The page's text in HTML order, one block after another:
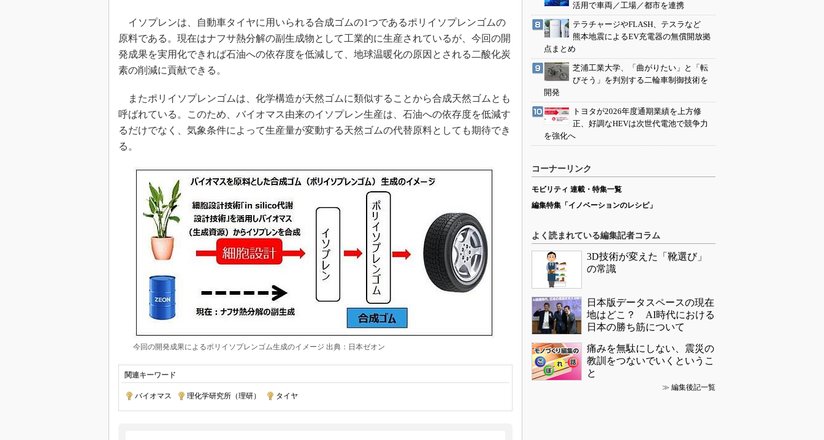
海外生産
グローバル設計・開発
制御セキュリティ
イソプレンは、自動車タイヤに用いられる合成ゴムの1つであるポリイソプレンゴムの
原料である。現在はナフサ熱分解の副生成物として工業的に生産されているが、今回の開
発成果を実用化できれば石油への依存度を低減して、地球温暖化の原因とされる二酸化炭
素の削減に貢献できる。
またポリイソプレンゴムは、化学構造が天然ゴムに類似することから合成天然ゴムとも
呼ばれている。このため、バイオマス由来のイソプレン生産は、石油への依存度を低減す
るだけでなく、気象条件によって生産量が変動する天然ゴムの代替原料としても期待でき
る。
今回の開発成果によるポリイソプレンゴム生成のイメージ 出典：日本ゼオン
関連キーワード
バイオマス 理化学研究所（理研） タイヤ
活用で車両／工場／都市を連携
テラチャージやFLASH、テスラなど
熊本地震によるEV充電器の無償開放拠
点まとめ
芝浦工業大学、「曲がりたい」と「転
びそう」を判別する二輪車制御技術を
開発
トヨタが2026年度通期業績を上方修
正、好調なHEVは次世代電池で競争力
を強化へ
コーナーリンク
モビリティ 連載・特集一覧
編集特集「イノベーションのレシピ」
よく読まれている編集記者コラム
3D技術が変えた「靴選び」
の常識
日本版データスペースの現在
地はどこ？ AI時代における
日本の勝ち筋について
痛みを無駄にしない、震災の
教訓をつないでいくというこ
と
≫ 編集後記一覧